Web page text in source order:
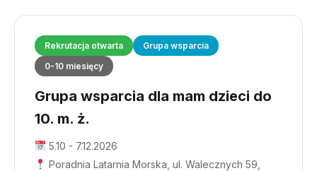
Rekrutacja otwarta
Grupa wsparcia
0-10 miesięcy
Grupa wsparcia dla mam dzieci do
10. m. ż.
5.10 - 7.12.2026
Poradnia Latarnia Morska, ul. Walecznych 59,